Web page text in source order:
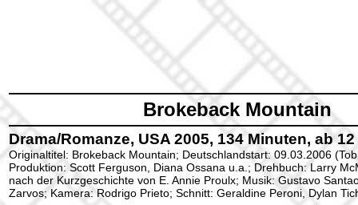
Brokeback Mountain
Drama/Romanze, USA 2005, 134 Minuten, ab 12
Originaltitel: Brokeback Mountain; Deutschlandstart: 09.03.2006
Produktion: Scott Ferguson, Diana Ossana u.a.; Drehbuch: Larry
nach der Kurzgeschichte von E. Annie Proulx; Musik: Gustavo
Zarvos; Kamera: Rodrigo Prieto; Schnitt: Geraldine Peroni, Dylan